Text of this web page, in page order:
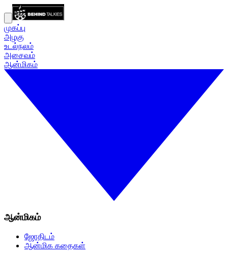
முகப்பு
அழகு
உடல்நலம்
அசைவம்
ஆன்மிகம்
ஆன்மிகம்
ஜோதிடம்
ஆன்மிக கதைகள்